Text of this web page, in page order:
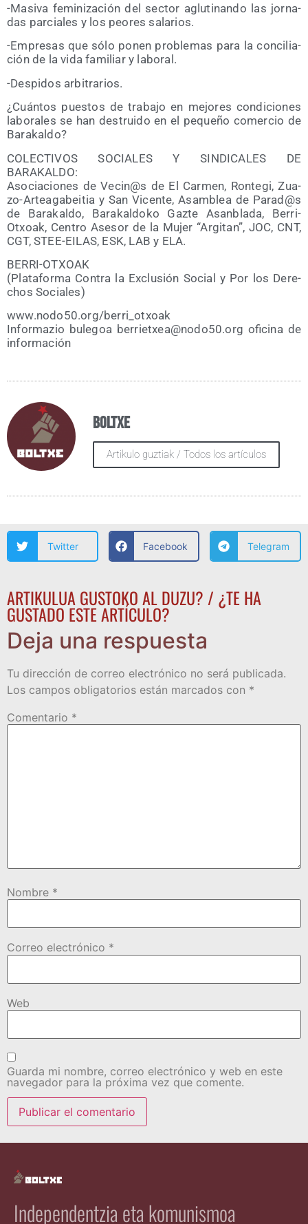
-Masi­va femi­ni­za­ción del sec­tor aglu­ti­nan­do las jor­na­
das par­cia­les y los peo­res salarios.
-Empre­sas que sólo ponen pro­ble­mas para la con­ci­lia­
ción de la vida fami­liar y laboral.
-Des­pi­dos arbitrarios.
¿Cuán­tos pues­tos de tra­ba­jo en mejo­res con­di­cio­nes
labo­ra­les se han des­trui­do en el peque­ño comer­cio de
Barakaldo?
COLECTIVOS SOCIALES Y SINDICALES DE
BARAKALDO:
Aso­cia­cio­nes de Vecin@s de El Car­men, Ron­te­gi, Zua­
zo-Artea­ga­bei­tia y San Vicen­te, Asam­blea de Parad@s
de Bara­kal­do, Bara­kal­do­ko Gaz­te Asan­bla­da, Berri-
Otxoak, Cen­tro Ase­sor de la Mujer “Argi­tan”, JOC, CNT,
CGT, STEE-EILAS, ESK, LAB y ELA.
BERRI-OTXOAK
(Pla­ta­for­ma Con­tra la Exclu­sión Social y Por los Dere­
chos Sociales)
www​.nodo50​.org/​b​e​r​r​i​_​o​t​x​oak
Infor­ma­zio bule­goa berrietxea@​nodo50.​org ofi­ci­na de
información
Boltxe
Artikulo guztiak / Todos los artículos
Twitter Facebook Telegram
ARTIKULUA GUSTOKO AL DUZU? / ¿TE HA
GUSTADO ESTE ARTÍCULO?
Deja una respuesta
Tu dirección de correo electrónico no será publicada.
Los campos obligatorios están marcados con *
Comentario *
Nombre *
Correo electrónico *
Web
Guarda mi nombre, correo electrónico y web en este
navegador para la próxima vez que comente.
Independentzia eta komunismoa